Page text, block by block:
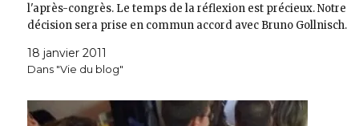
l'après-congrès. Le temps de la réflexion est précieux. Notre
décision sera prise en commun accord avec Bruno Gollnisch.
18 janvier 2011
Dans "Vie du blog"